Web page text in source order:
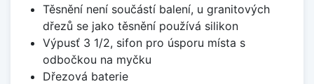
Těsnění není součástí balení, u granitových
dřezů se jako těsnění používá silikon
Výpusť 3 1/2, sifon pro úsporu místa s
odbočkou na myčku
Dřezová baterie